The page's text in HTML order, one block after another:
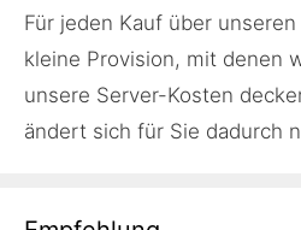
Für jeden Kauf über
kleine Provision, mit denen
unsere Server-Kosten
ändert sich für Sie dadurch